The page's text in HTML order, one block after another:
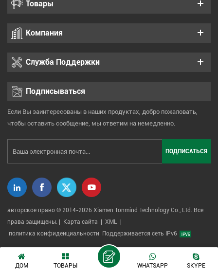
Товары
Компания
Служба Поддержки
Подписываться
Если Вы заинтересованы в наших продуктах, добро пожаловать,
чтобы оставить сообщение, мы ответим на немедленно.
авторское право © 2014-2026 Xiamen Tonmind Technology Co., Ltd. Все
права защищены. |
Карта сайта XML
политика конфиденциальности
Поддерживается сеть IPv6
ДОМ ТОВАРЫ SKYPE
WHATSAPP